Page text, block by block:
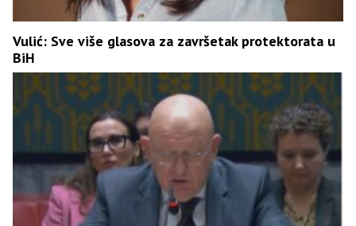
Vulić: Sve više glasova za završetak protektorata u
BiH